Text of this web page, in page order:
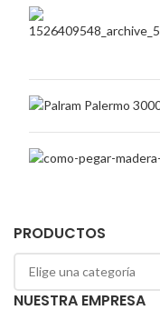
PRODUCTOS
NUESTRA EMPRESA